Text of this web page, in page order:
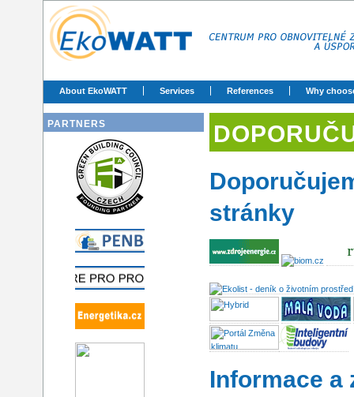
About EkoWATT Services References Why
PARTNERS
stránky
Informace a